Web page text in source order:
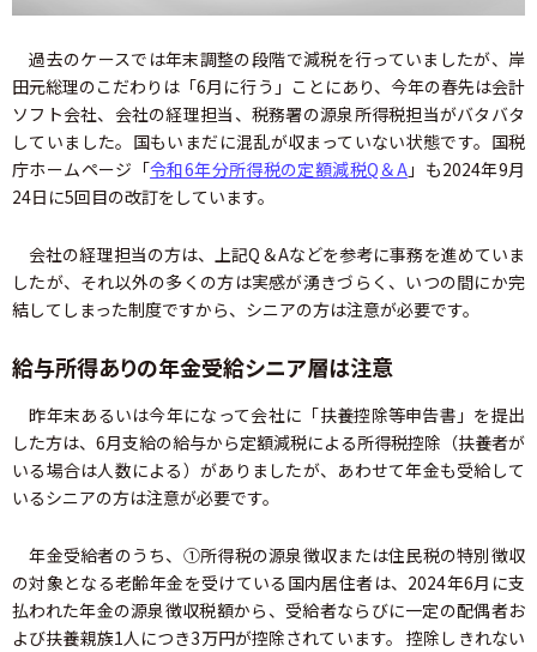
過去のケースでは年末調整の段階で減税を行っていましたが、岸
田元総理のこだわりは「6月に行う」ことにあり、今年の春先は会計
ソフト会社、会社の経理担当、税務署の源泉所得税担当がバタバタ
していました。国もいまだに混乱が収まっていない状態です。国税
庁ホームページ「令和6年分所得税の定額減税Q＆A」も2024年9月
24日に5回目の改訂をしています。
会社の経理担当の方は、上記Q＆Aなどを参考に事務を進めていま
したが、それ以外の多くの方は実感が湧きづらく、いつの間にか完
結してしまった制度ですから、シニアの方は注意が必要です。
給与所得ありの年金受給シニア層は注意
昨年末あるいは今年になって会社に「扶養控除等申告書」を提出
した方は、6月支給の給与から定額減税による所得税控除（扶養者が
いる場合は人数による）がありましたが、あわせて年金も受給して
いるシニアの方は注意が必要です。
年金受給者のうち、①所得税の源泉徴収または住民税の特別徴収
の対象となる老齢年金を受けている国内居住者は、2024年6月に支
払われた年金の源泉徴収税額から、受給者ならびに一定の配偶者お
よび扶養親族1人につき3万円が控除されています。 控除しきれない